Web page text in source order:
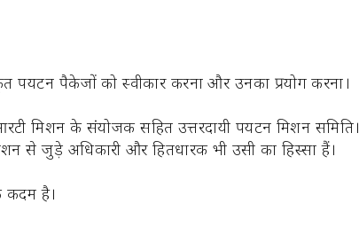
पैकेजों को स्वीकार करना और उनका प्रयोग करना।
मिशन के संयोजक सहित उत्तरदायी पर्यटन मिशन समिति।
से जुड़े अधिकारी और हितधारक भी उसी का हिस्सा हैं।
कदम है।